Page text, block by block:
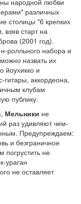
различных
столицы "6 крепких
взяв старт на
(2001 год).
ролльного набора и
назвать их
йоухикко и
аккордеона,
клубам
публику.
Мельники не
раз удивляют чем-
Предупреждаем:
и безграничное
погрустить не
ураган
не оставляет